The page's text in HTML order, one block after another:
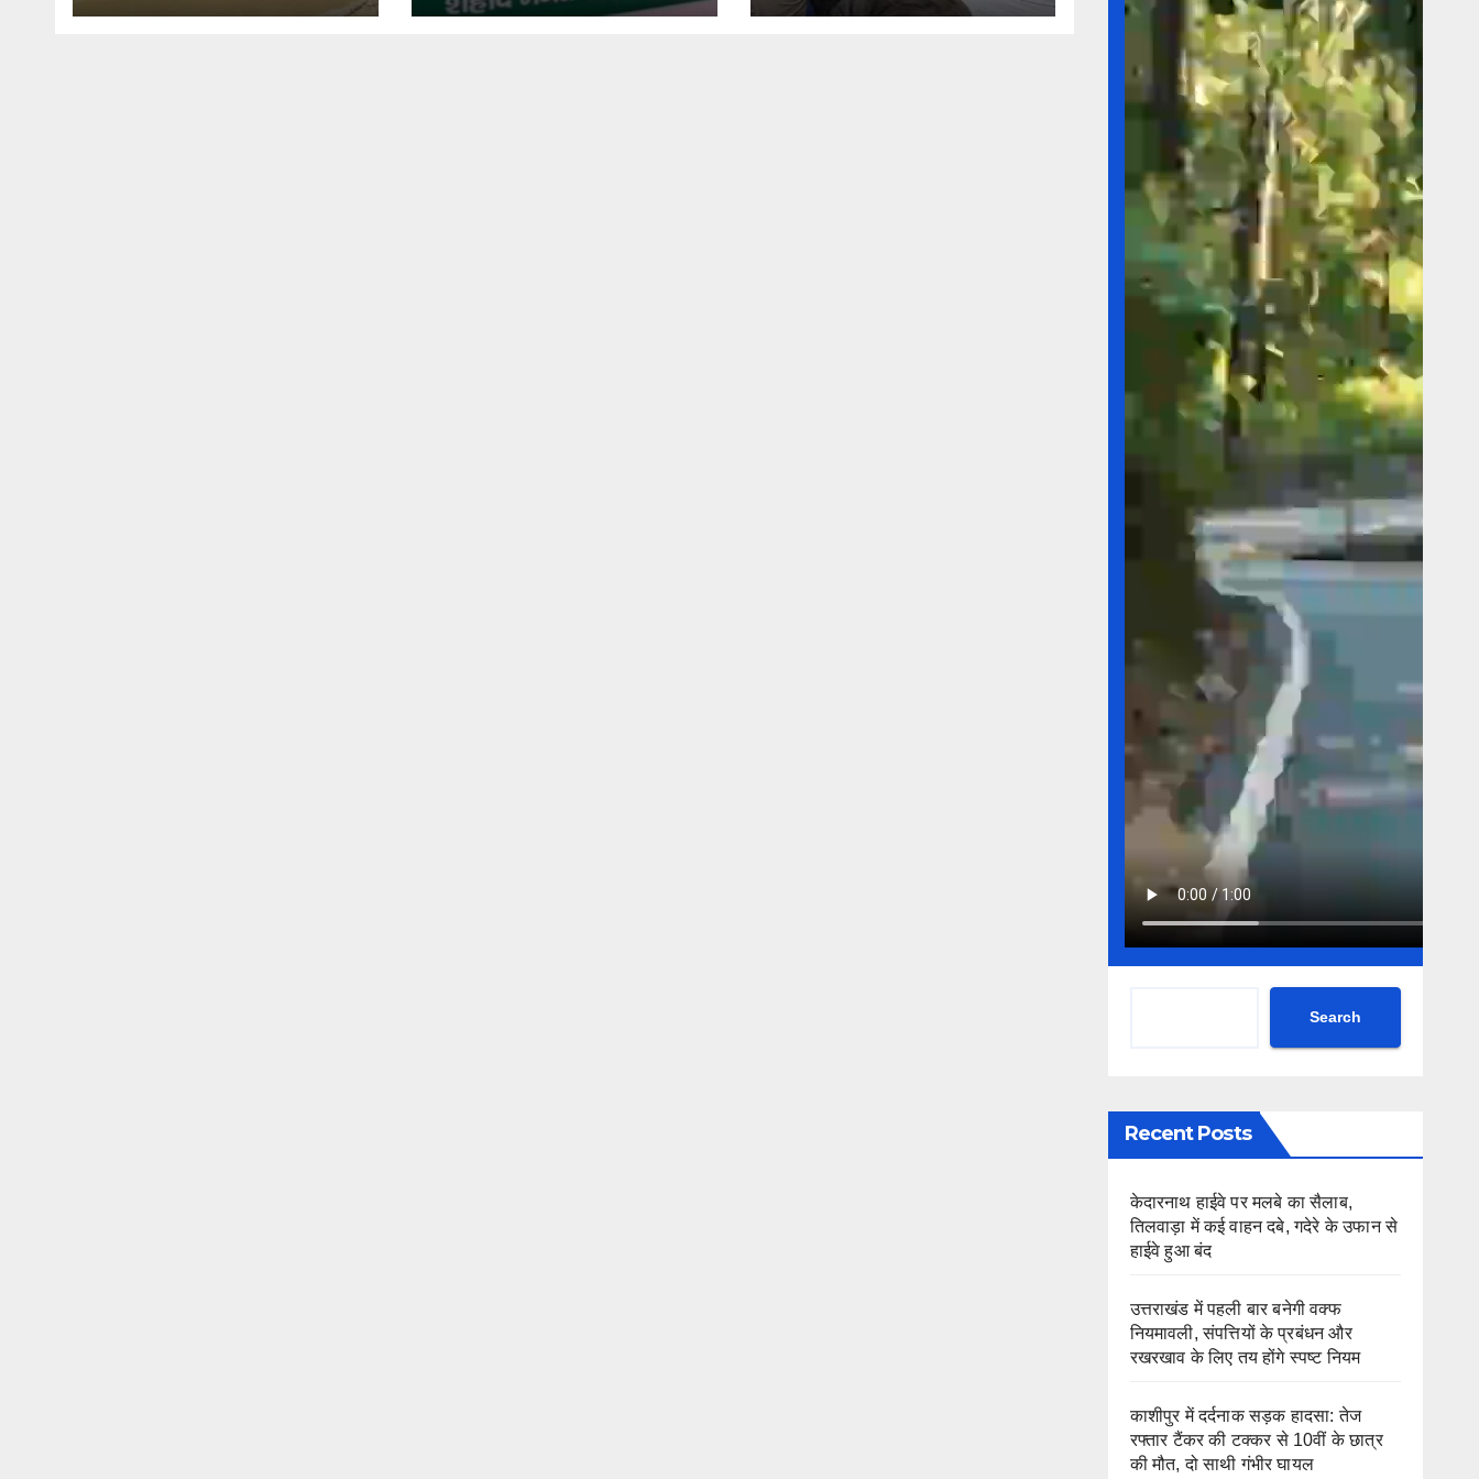
Search
Recent Posts
केदारनाथ हाईवे पर मलबे का सैलाब,
तिलवाड़ा में कई वाहन दबे, गदेरे के उफान से
हाईवे हुआ बंद
उत्तराखंड में पहली बार बनेगी वक्फ
नियमावली, संपत्तियों के प्रबंधन और
रखरखाव के लिए तय होंगे स्पष्ट नियम
काशीपुर में दर्दनाक सड़क हादसा: तेज
रफ्तार टैंकर की टक्कर से 10वीं के छात्र
की मौत, दो साथी गंभीर घायल